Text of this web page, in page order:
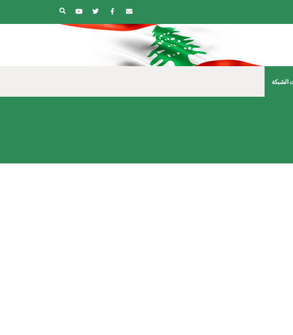
الشبكة